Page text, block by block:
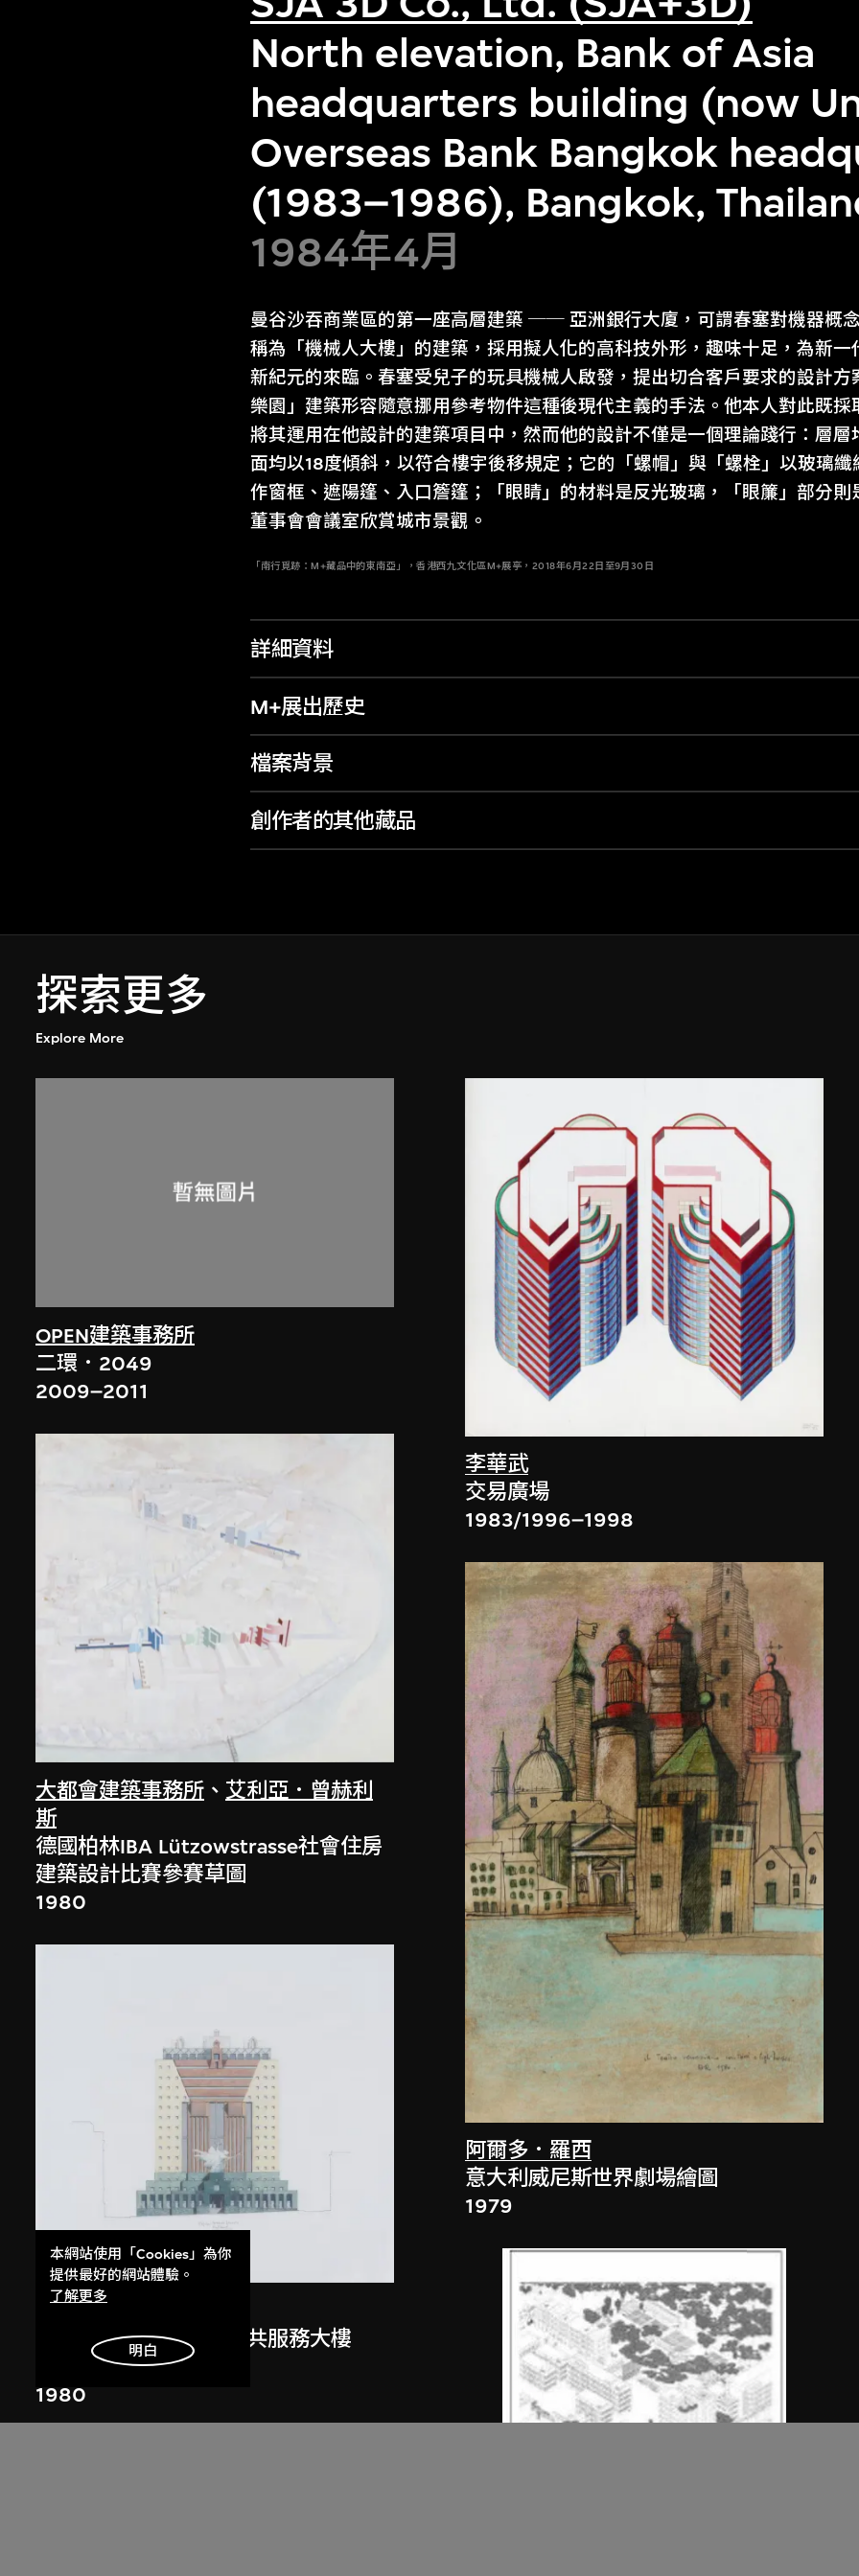
North elevation, Bank of Asia
headquarters building (now
Overseas Bank Bangkok
(1983–1986), Bangkok,
1984年4月
曼谷沙吞商業區的第一座高層建築 ── 亞洲銀行大廈，可謂春塞對機器概
稱為「機械人大樓」的建築，採用擬人化的高科技外形，趣味十足，為新
新紀元的來臨。春塞受兒子的玩具機械人啟發，提出切合客戶要求的設計方
樂園」建築形容隨意挪用參考物件這種後現代主義的手法。他本人對此既
將其運用在他設計的建築項目中，然而他的設計不僅是一個理論踐行：層
面均以18度傾斜，以符合樓宇後移規定；它的「螺帽」與「螺栓」以玻璃
作窗框、遮陽篷、入口簷篷；「眼睛」的材料是反光玻璃，「眼簾」部分
董事會會議室欣賞城市景觀。
「南行覓跡：M+藏品中的東南亞」，香港西九文化區M+展亭，2018年6月22日至9月30日
詳細資料
M+展出歷史
檔案背景
創作者的其他藏品
探索更多
Explore More
OPEN建築事務所
二環．2049
2009–2011
大都會建築事務所 、艾利亞．曾赫利
斯
德國柏林IBA Lützowstrasse社會住房
建築設計比賽參賽草圖
1980
邁克爾．格雷夫斯
美國俄勒岡州波特蘭公共服務大樓
（1979–1982）繪圖
1980
李華武
交易廣場
1983/1996–1998
阿爾多．羅西
意大利威尼斯世界劇場繪圖
1979
本網站使用「Cookies」為你
提供最好的網站體驗。
了解更多
明白